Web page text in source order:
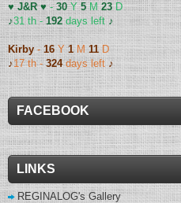
♥ J&R ♥-30Y5M 23D
♪31 th -192days left♪
Kirby-16Y1M11D
♪17 th -324days left♪
FACEBOOK
LINKS
REGINALOG's Gallery